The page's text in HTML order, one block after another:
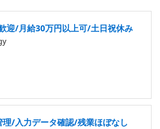
迎/月給30万円以上可/土日祝休み
/入力データ確認/残業ほぼなし